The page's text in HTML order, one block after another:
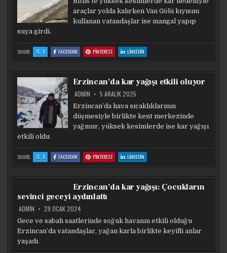
araçlar yolda kalırken Van Gölü kıyısını
kullanan vatandaşlar ise mangal yapıp
suya girdi.
SHARE: X:
BITLIS’TE
IKI
BIR
ARADA
FACEBOOK:
BITLIS’TE
IKI
BIR
PINTEREST:
BITLIS’TE
IKI
BIR
LINKEDIN
BITLIS’TE
IKI
BIR
Erzincan’da kar yağışı etkili oluyor
ADMIN 5 ARALIK 2025
Erzincan’da hava sıcaklıklarının
düşmesiyle birlikte kent merkezinde
yağmur, yüksek kesimlerde ise kar yağışı
etkili oldu
SHARE: X:
ERZINCAN’DA
KAR
ETKILI
FACEBOOK:
ERZINCAN’DA
KAR
ETKILI
PINTEREST:
ERZINCAN’DA
KAR
ETKILI
LINKEDIN
ERZINCAN’DA
KAR
ETKILI
Erzincan’da kar yağışı: Çocukların
sevinci geceyi aydınlattı
ADMIN 29 OCAK 2024
Gece ve sabah saatlerinde soğuk havanın etkili olduğu
Erzincan’da vatandaşlar, yağan karla birlikte keyifli anlar
yaşadı.